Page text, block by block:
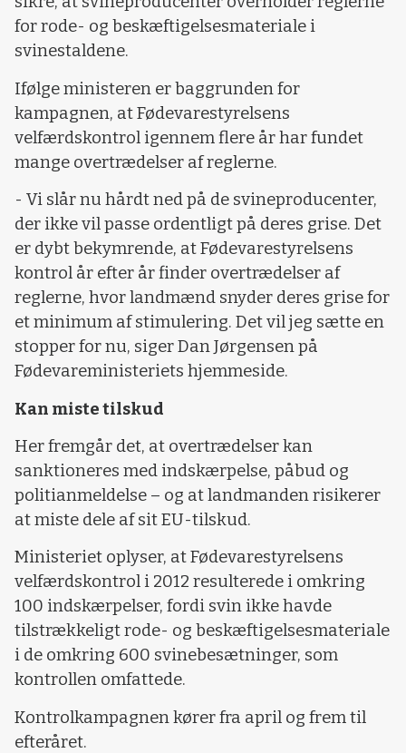
for rode- og beskæftigelsesmateriale i
svinestaldene.
Ifølge ministeren er baggrunden for
kampagnen, at Fødevarestyrelsens
velfærdskontrol igennem flere år har fundet
mange overtrædelser af reglerne.
- Vi slår nu hårdt ned på de svineproducenter,
der ikke vil passe ordentligt på deres grise. Det
er dybt bekymrende, at Fødevarestyrelsens
kontrol år efter år finder overtrædelser af
reglerne, hvor landmænd snyder deres grise for
et minimum af stimulering. Det vil jeg sætte en
stopper for nu, siger Dan Jørgensen på
Fødevareministeriets hjemmeside.
Kan miste tilskud
Her fremgår det, at overtrædelser kan
sanktioneres med indskærpelse, påbud og
politianmeldelse – og at landmanden risikerer
at miste dele af sit EU-tilskud.
Ministeriet oplyser, at Fødevarestyrelsens
velfærdskontrol i 2012 resulterede i omkring
100 indskærpelser, fordi svin ikke havde
tilstrækkeligt rode- og beskæftigelsesmateriale
i de omkring 600 svinebesætninger, som
kontrollen omfattede.
Kontrolkampagnen kører fra april og frem til
efteråret.